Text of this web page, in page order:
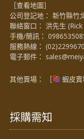
［查看地圖］
公司登記地： 新竹縣竹
聯絡窗口： 洪先生
手機/簡訊：
服務熱線：
電子郵件：
其他賣場： ［ 蝦皮
採購需知